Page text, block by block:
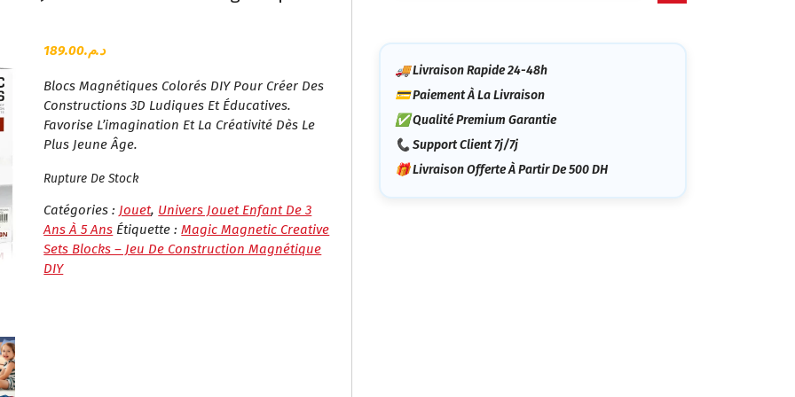
د.م.189.00
Blocs Magnétiques Colorés DIY Pour Créer Des
Constructions 3D Ludiques Et Éducatives.
Favorise L’imagination Et La Créativité Dès Le
Plus Jeune Âge.
Rupture De Stock
Catégories : Jouet, Univers Jouet Enfant De 3
Ans À 5 Ans Étiquette :Magic Magnetic Creative
Sets Blocks – Jeu De Construction Magnétique
DIY
🚚 Livraison Rapide 24-48h
💳 Paiement À La Livraison
✅ Qualité Premium Garantie
📞 Support Client 7j/7j
🎁 Livraison Offerte À Partir De 500 DH